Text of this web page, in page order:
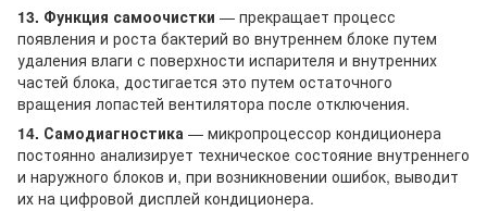
13. Функция самоочистки — прекращает процесс
появления и роста бактерий во внутреннем блоке путем
удаления влаги с поверхности испарителя и внутренних
частей блока, достигается это путем остаточного
вращения лопастей вентилятора после отключения.
14. Самодиагностика — микропроцессор кондиционера
постоянно анализирует техническое состояние внутреннего
и наружного блоков и, при возникновении ошибок, выводит
их на цифровой дисплей кондиционера.